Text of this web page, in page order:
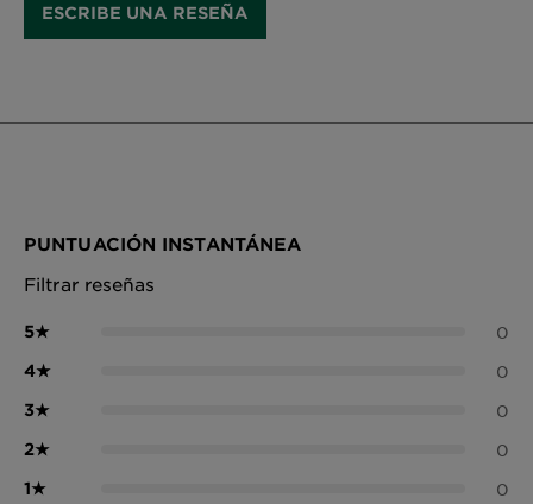
ESCRIBE UNA RESEÑA
PUNTUACIÓN INSTANTÁNEA
Filtrar reseñas
5★ 0
4★ 0
3★ 0
2★ 0
1★ 0